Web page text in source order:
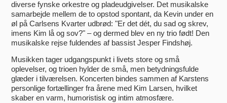
diverse fynske orkestre og pladeudgivelser. Det musikalske
samarbejde mellem de to opstod spontant, da Kevin under en
øl på Carlsens Kvarter udbrød: "Er det dét, du sad og skrev,
imens Kim lå og sov?" – og dermed blev en ny trio født! Den
musikalske rejse fuldendes af bassist Jesper Findshøj.
Musikken tager udgangspunkt i livets store og små
oplevelser, og trioen hylder de små, men betydningsfulde
glæder i tilværelsen. Koncerten bindes sammen af Karstens
personlige fortællinger fra årene med Kim Larsen, hvilket
skaber en varm, humoristisk og intim atmosfære.